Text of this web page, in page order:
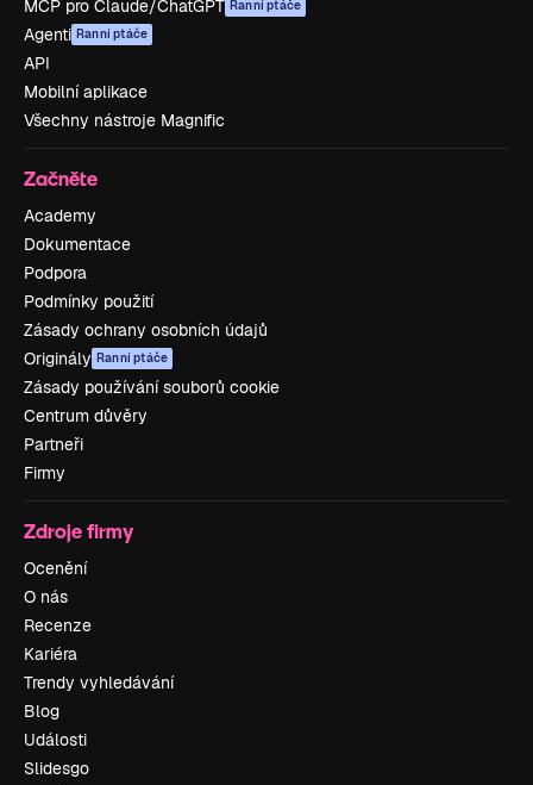
MCP pro Claude/ChatGPT Ranní ptáče
Agenti Ranní ptáče
API
Mobilní aplikace
Všechny nástroje Magnific
Začněte
Academy
Dokumentace
Podpora
Podmínky použití
Zásady ochrany osobních údajů
Originály Ranní ptáče
Zásady používání souborů cookie
Centrum důvěry
Partneři
Firmy
Zdroje firmy
Ocenění
O nás
Recenze
Kariéra
Trendy vyhledávání
Blog
Události
Slidesgo